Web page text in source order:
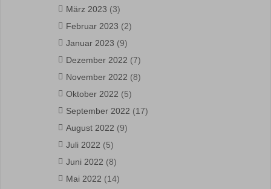
März 2023 (3)
Februar 2023 (2)
Januar 2023 (9)
Dezember 2022 (7)
November 2022 (8)
Oktober 2022 (5)
September 2022 (17)
August 2022 (9)
Juli 2022 (5)
Juni 2022 (8)
Mai 2022 (14)